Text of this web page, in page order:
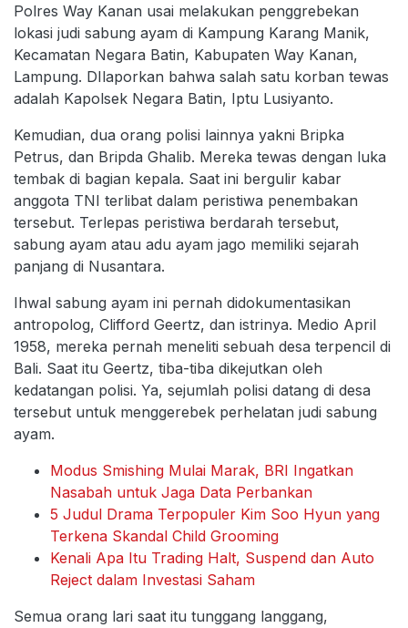
Polres Way Kanan usai melakukan penggrebekan
lokasi judi sabung ayam di Kampung Karang Manik,
Kecamatan Negara Batin, Kabupaten Way Kanan,
Lampung. DIlaporkan bahwa salah satu korban tewas
adalah Kapolsek Negara Batin, Iptu Lusiyanto.
Kemudian, dua orang polisi lainnya yakni Bripka
Petrus, dan Bripda Ghalib. Mereka tewas dengan luka
tembak di bagian kepala. Saat ini bergulir kabar
anggota TNI terlibat dalam peristiwa penembakan
tersebut. Terlepas peristiwa berdarah tersebut,
sabung ayam atau adu ayam jago memiliki sejarah
panjang di Nusantara.
Ihwal sabung ayam ini pernah didokumentasikan
antropolog, Clifford Geertz, dan istrinya. Medio April
1958, mereka pernah meneliti sebuah desa terpencil di
Bali. Saat itu Geertz, tiba-tiba dikejutkan oleh
kedatangan polisi. Ya, sejumlah polisi datang di desa
tersebut untuk menggerebek perhelatan judi sabung
ayam.
Modus Smishing Mulai Marak, BRI Ingatkan
Nasabah untuk Jaga Data Perbankan
5 Judul Drama Terpopuler Kim Soo Hyun yang
Terkena Skandal Child Grooming
Kenali Apa Itu Trading Halt, Suspend dan Auto
Reject dalam Investasi Saham
Semua orang lari saat itu tunggang langgang,